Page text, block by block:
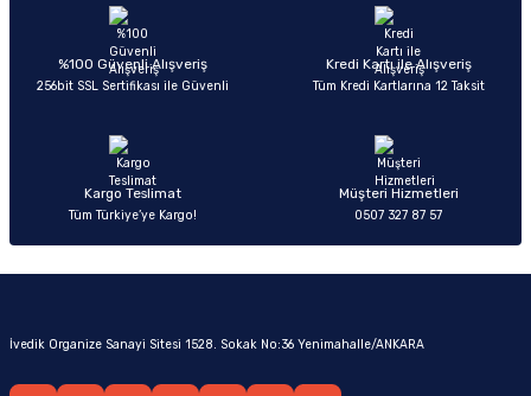
%100 Güvenli Alışveriş
256bit SSL Sertifikası ile Güvenli
Kredi Kartı ile Alışveriş
Tüm Kredi Kartlarına 12 Taksit
Kargo Teslimat
Tüm Türkiye’ye Kargo!
Müşteri Hizmetleri
0507 327 87 57
İvedik Organize Sanayi Sitesi 1528. Sokak No:36 Yenimahalle/ANKARA